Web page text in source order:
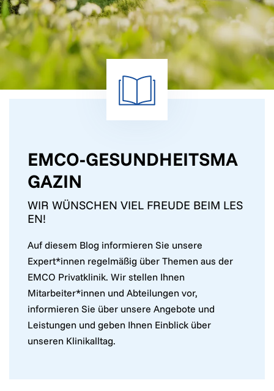
EMCO-GESUNDHEITSMA
GAZIN
WIR WÜNSCHEN VIEL FREUDE BEIM LES
EN!
Auf diesem Blog informieren Sie unsere
Expert*innen regelmäßig über Themen aus der
EMCO Privatklinik. Wir stellen Ihnen
Mitarbeiter*innen und Abteilungen vor,
informieren Sie über unsere Angebote und
Leistungen und geben Ihnen Einblick über
unseren Klinikalltag.